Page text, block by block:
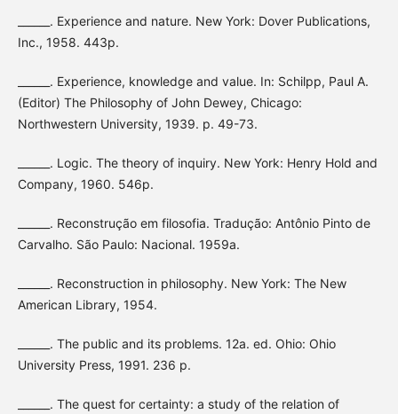
______. Experience and nature. New York: Dover Publications,
Inc., 1958. 443p.
______. Experience, knowledge and value. In: Schilpp, Paul A.
(Editor) The Philosophy of John Dewey, Chicago:
Northwestern University, 1939. p. 49-73.
______. Logic. The theory of inquiry. New York: Henry Hold and
Company, 1960. 546p.
______. Reconstrução em filosofia. Tradução: Antônio Pinto de
Carvalho. São Paulo: Nacional. 1959a.
______. Reconstruction in philosophy. New York: The New
American Library, 1954.
______. The public and its problems. 12a. ed. Ohio: Ohio
University Press, 1991. 236 p.
______. The quest for certainty: a study of the relation of